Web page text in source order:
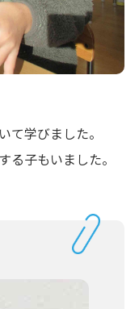
て学びました。
る子もいました。